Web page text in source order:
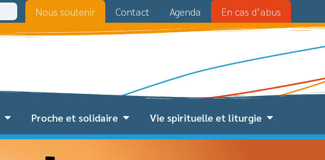
Nous soutenir Contact Agenda En cas d’abus
Proche et solidaire Vie spirituelle et liturgie